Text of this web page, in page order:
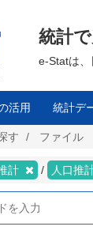
統計
e-Statは
活用 統計デ
す ファイル
計 人口推